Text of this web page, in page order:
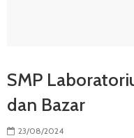
SMP
dan Bazar
23/08/2024